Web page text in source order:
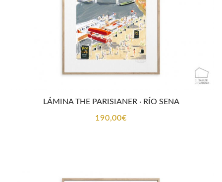
LÁMINA THE PARISIANER · RÍO SENA
190,00€